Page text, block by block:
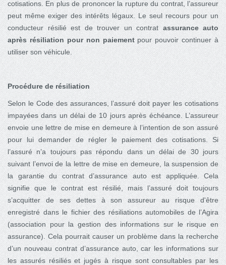
cotisations. En plus de prononcer la rupture du contrat, l’assureur
peut même exiger des intérêts légaux. Le seul recours pour un
conducteur résilié est de trouver un contratassurance auto
après résiliation pour non paiementpour pouvoir continuer à
utiliser son véhicule.
Procédure de résiliation
Selon le Code des assurances, l’assuré doit payer les cotisations
impayées dans un délai de 10 jours après échéance. L’assureur
envoie une lettre de mise en demeure à l’intention de son assuré
pour lui demander de régler le paiement des cotisations. Si
l’assuré n’a toujours pas répondu dans un délai de 30 jours
suivant l’envoi de la lettre de mise en demeure, la suspension de
la garantie du contrat d’assurance auto est appliquée. Cela
signifie que le contrat est résilié, mais l’assuré doit toujours
s’acquitter de ses dettes à son assureur au risque d'être
enregistré dans le fichier des résiliations automobiles de l’Agira
(association pour la gestion des informations sur le risque en
assurance). Cela pourrait causer un problème dans la recherche
d’un nouveau contrat d’assurance auto, car les informations sur
les assurés résiliés et jugés à risque sont consultables par les